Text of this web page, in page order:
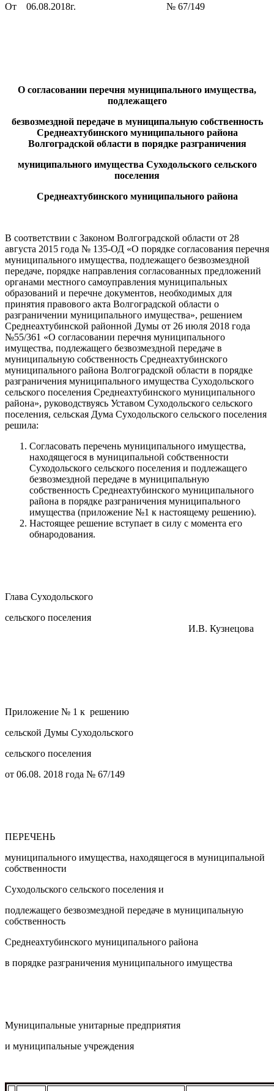
От 06.08.2018г. № 67/149
О согласовании перечня муниципального имущества,
подлежащего
безвозмездной передаче в муниципальную собственность
Среднеахтубинского муниципального района
Волгоградской области в порядке разграничения
муниципального имущества Суходольского сельского
поселения
Среднеахтубинского муниципального района
В соответствии с Законом Волгоградской области от 28
августа 2015 года № 135-ОД «О порядке согласования перечня
муниципального имущества, подлежащего безвозмездной
передаче, порядке направления согласованных предложений
органами местного самоуправления муниципальных
образований и перечне документов, необходимых для
принятия правового акта Волгоградской области о
разграничении муниципального имущества», решением
Среднеахтубинской районной Думы от 26 июля 2018 года
№55/361 «О согласовании перечня муниципального
имущества, подлежащего безвозмездной передаче в
муниципальную собственность Среднеахтубинского
муниципального района Волгоградской области в порядке
разграничения муниципального имущества Суходольского
сельского поселения Среднеахтубинского муниципального
района», руководствуясь Уставом Суходольского сельского
поселения, сельская Дума Суходольского сельского поселения
решила:
Согласовать перечень муниципального имущества,
находящегося в муниципальной собственности
Суходольского сельского поселения и подлежащего
безвозмездной передаче в муниципальную
собственность Среднеахтубинского муниципального
района в порядке разграничения муниципального
имущества (приложение №1 к настоящему решению).
Настоящее решение вступает в силу с момента его
обнародования.
Глава Суходольского
сельского поселения
И.В. Кузнецова
Приложение № 1 к решению
сельской Думы Суходольского
сельского поселения
от 06.08. 2018 года № 67/149
ПЕРЕЧЕНЬ
муниципального имущества, находящегося в муниципальной
собственности
Суходольского сельского поселения и
подлежащего безвозмездной передаче в муниципальную
собственность
Среднеахтубинского муниципального района
в порядке разграничения муниципального имущества
Муниципальные унитарные предприятия
и муниципальные учреждения